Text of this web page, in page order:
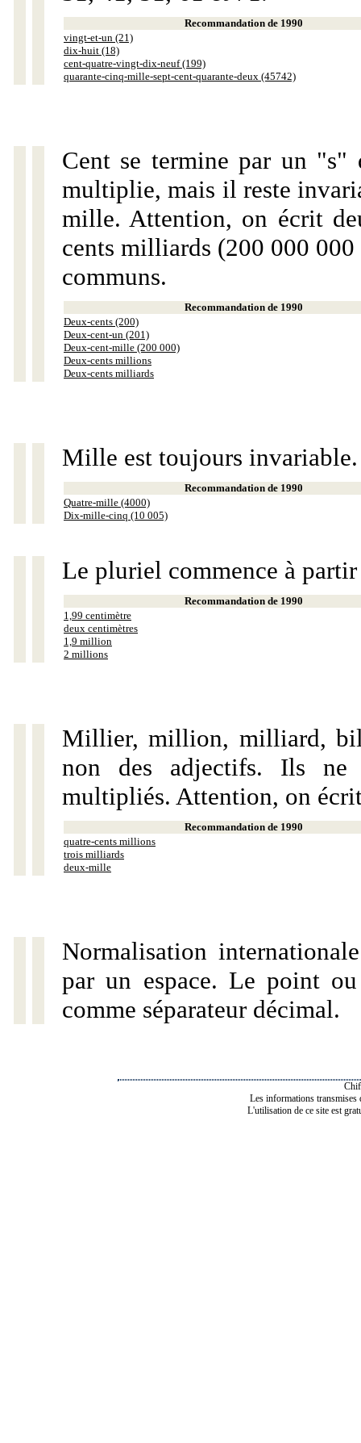
Recommandation de 1990
vingt-et-un (21)
dix-huit (18)
cent-quatre-vingt-dix-neuf (199)
quarante-cinq-mille-sept-cent-quarante-deux (45742)
Cent se termine par un "s"
multiplie, mais il reste
mille. Attention, on écrit
cents milliards (200 000
communs.
Recommandation de 1990
Deux-cents (200)
Deux-cent-un (201)
Deux-cent-mille (200 000)
Deux-cents millions
Deux-cents milliards
Mille est toujours invariable.
Recommandation de 1990
Quatre-mille (4000)
Dix-mille-cinq (10 005)
Le pluriel commence à
Recommandation de 1990
1,99 centimètre
deux centimètres
1,9 million
2 millions
Millier, million, milliard,
non des adjectifs. Ils ne
multipliés. Attention, on
Recommandation de 1990
quatre-cents millions
trois milliards
deux-mille
Normalisation
par un espace. Le point
comme séparateur décimal.
Les informations transmises
L'utilisation de ce site est